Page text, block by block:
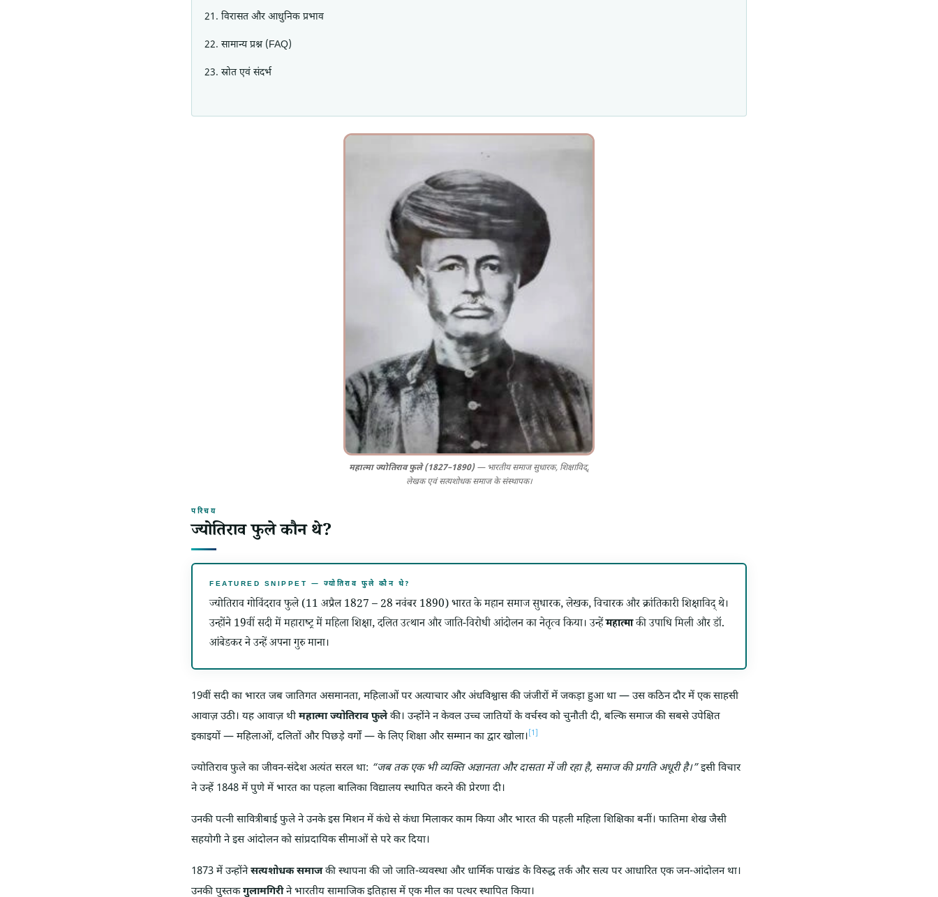
विरासत और आधुनिक प्रभाव
सामान्य प्रश्न (FAQ)
स्रोत एवं संदर्भ
महात्मा ज्योतिराव फुले (1827–1890)— भारतीय समाज सुधारक, शिक्षाविद्,
लेखक एवं सत्यशोधक समाज के संस्थापक।
परिचय
ज्योतिराव फुले कौन थे?
FEATURED SNIPPET — ज्योतिराव फुले कौन थे?
ज्योतिराव गोविंदराव फुले (11 अप्रैल 1827 – 28 नवंबर 1890) भारत के महान समाज सुधारक, लेखक, विचारक और क्रांतिकारी शिक्षाविद् थे।
उन्होंने 19वीं सदी में महाराष्ट्र में महिला शिक्षा, दलित उत्थान और जाति-विरोधी आंदोलन का नेतृत्व किया। उन्हेंमहात्माकी उपाधि मिली और डॉ.
आंबेडकर ने उन्हें अपना गुरु माना।
19वीं सदी का भारत जब जातिगत असमानता, महिलाओं पर अत्याचार और अंधविश्वास की जंजीरों में जकड़ा हुआ था — उस कठिन दौर में एक साहसी
आवाज़ उठी। यह आवाज़ थी महात्मा ज्योतिराव फुलेकी। उन्होंने न केवल उच्च जातियों के वर्चस्व को चुनौती दी, बल्कि समाज की सबसे उपेक्षित
इकाइयों — महिलाओं, दलितों और पिछड़े वर्गों — के लिए शिक्षा और सम्मान का द्वार खोला। [1]
ज्योतिराव फुले का जीवन-संदेश अत्यंत सरल था: “जब तक एक भी व्यक्ति अज्ञानता और दासता में जी रहा है, समाज की प्रगति अधूरी है।”इसी विचार
ने उन्हें 1848 में पुणे में भारत का पहला बालिका विद्यालय स्थापित करने की प्रेरणा दी।
उनकी पत्नी सावित्रीबाई फुले ने उनके इस मिशन में कंधे से कंधा मिलाकर काम किया और भारत की पहली महिला शिक्षिका बनीं। फातिमा शेख जैसी
सहयोगी ने इस आंदोलन को सांप्रदायिक सीमाओं से परे कर दिया।
1873 में उन्होंनेसत्यशोधक समाजकी स्थापना की जो जाति-व्यवस्था और धार्मिक पाखंड के विरुद्ध तर्क और सत्य पर आधारित एक जन-आंदोलन था।
उनकी पुस्तकगुलामगिरीने भारतीय सामाजिक इतिहास में एक मील का पत्थर स्थापित किया।